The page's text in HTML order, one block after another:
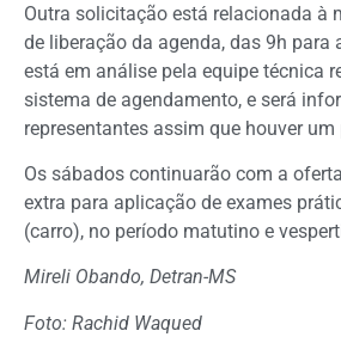
Outra solicitação está relacionada à
de liberação da agenda, das 9h para
está em análise pela equipe técnica
sistema de agendamento, e será
representantes assim que houver
Os sábados continuarão com a
extra para aplicação de exames
(carro), no período matutino e
Mireli Obando, Detran-MS
Foto: Rachid Waqued